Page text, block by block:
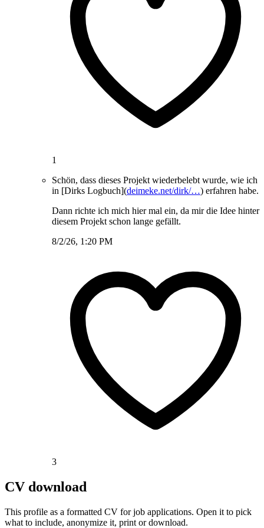
1
Schön, dass dieses Projekt wiederbelebt wurde, wie ich
in [Dirks Logbuch](deimeke.net/dirk/…) erfahren habe.
Dann richte ich mich hier mal ein, da mir die Idee hinter
diesem Projekt schon lange gefällt.
8/2/26, 1:20 PM
3
CV download
This profile as a formatted CV for job applications. Open it to pick
what to include, anonymize it, print or download.